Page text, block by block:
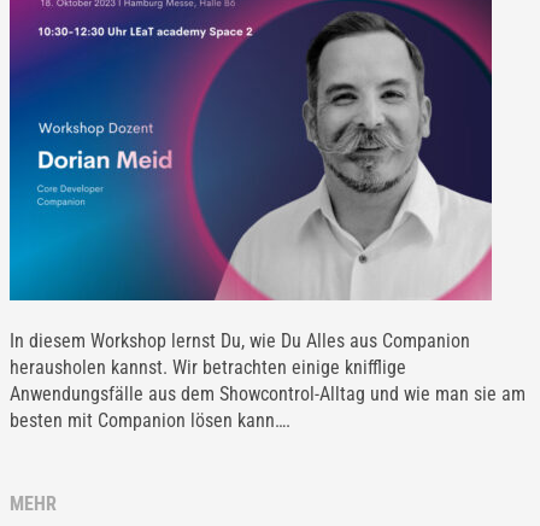
In diesem Workshop lernst Du, wie Du Alles aus Companion
herausholen kannst. Wir betrachten einige knifflige
Anwendungsfälle aus dem Showcontrol-Alltag und wie man sie am
besten mit Companion lösen kann….
MEHR